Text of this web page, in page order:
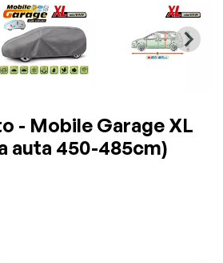
- Mobile Garage XL
auta 450-485cm)